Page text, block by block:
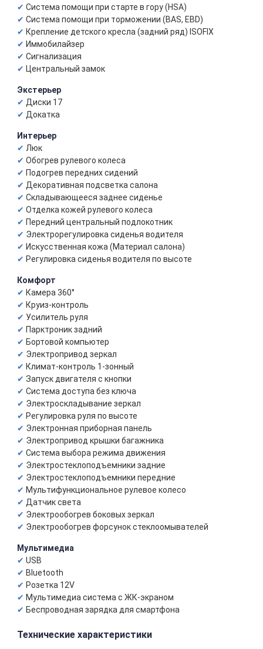
Система помощи при старте в гору (HSA)
Система помощи при торможении (BAS, EBD)
Крепление детского кресла (задний ряд) ISOFIX
Иммобилайзер
Сигнализация
Центральный замок
Экстерьер
Диски 17
Докатка
Интерьер
Люк
Обогрев рулевого колеса
Подогрев передних сидений
Декоративная подсветка салона
Складывающееся заднее сиденье
Отделка кожей рулевого колеса
Передний центральный подлокотник
Электрорегулировка сиденья водителя
Искусственная кожа (Материал салона)
Регулировка сиденья водителя по высоте
Комфорт
Камера 360°
Круиз-контроль
Усилитель руля
Парктроник задний
Бортовой компьютер
Электропривод зеркал
Климат-контроль 1-зонный
Запуск двигателя с кнопки
Система доступа без ключа
Электроскладывание зеркал
Регулировка руля по высоте
Электронная приборная панель
Электропривод крышки багажника
Система выбора режима движения
Электростеклоподъемники задние
Электростеклоподъемники передние
Мультифункциональное рулевое колесо
Датчик света
Электрообогрев боковых зеркал
Электрообогрев форсунок стеклоомывателей
Мультимедиа
USB
Bluetooth
Розетка 12V
Мультимедиа система с ЖК-экраном
Беспроводная зарядка для смартфона
Технические характеристики